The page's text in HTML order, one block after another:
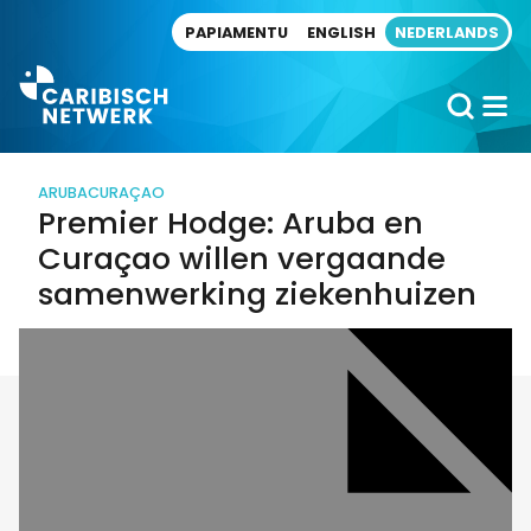
PAPIAMENTU ENGLISH NEDERLANDS
ARUBACURAÇAO
Premier Hodge: Aruba en
Curaçao willen vergaande
samenwerking ziekenhuizen